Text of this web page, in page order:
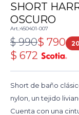
SHORT
OSCURO
450401-007
$ 790
$ 990 20
$ 672
Short de baño
nylon, un tejido
Cuenta con una